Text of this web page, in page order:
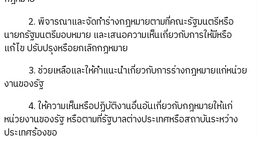
2. พิจารณาและจัดทำร่างกฎหมายตามที่คณะรัฐมนตรีหรือ
นายกรัฐมนตรีมอบหมาย และเสนอความเห็นเกี่ยวกับการให้มีหรือ
แก้ไข ปรับปรุงหรือยกเลิกกฎหมาย
3. ช่วยเหลือและให้คำแนะนำเกี่ยวกับการร่างกฎหมายแก่หน่วย
งานของรัฐ
4. ให้ความเห็นหรือปฏิบัติงานอื่นอันเกี่ยวกับกฎหมายให้แก่
หน่วยงานของรัฐ หรือตามที่รัฐบาลต่างประเทศหรือสถาบันระหว่าง
ประเทศร้องขอ